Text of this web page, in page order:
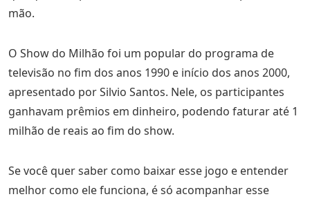
mão.
O Show do Milhão foi um popular do programa de
televisão no fim dos anos 1990 e início dos anos 2000,
apresentado por Silvio Santos. Nele, os participantes
ganhavam prêmios em dinheiro, podendo faturar até 1
milhão de reais ao fim do show.
Se você quer saber como baixar esse jogo e entender
melhor como ele funciona, é só acompanhar esse